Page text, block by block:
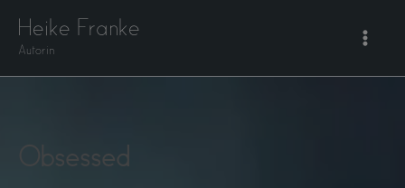
Zum
Inhalt
springen
Heike Franke
Autorin
Obsessed